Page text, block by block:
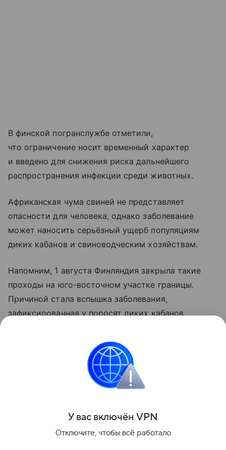
В финской погранслужбе отметили,
что ограничение носит временный характер
и введено для снижения риска дальнейшего
распространения инфекции среди животных.
Африканская чума свиней не представляет
опасности для человека, однако заболевание
может наносить серьёзный ущерб популяциям
диких кабанов и свиноводческим хозяйствам.
Напомним, 1 августа Финляндия закрыла такие
проходы на юго-восточном участке границы.
Причиной стала вспышка заболевания,
зафиксированная у поросят диких кабанов
Больше актуальных событий в режиме реального
времени — читайте в разделе «Последние
Поделиться
У вас включён VPN
Отключите, чтобы всё работало